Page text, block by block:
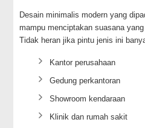
Desain minimalis modern yang
mampu menciptakan suasana
Tidak heran jika pintu jenis ini
Kantor perusahaan
Gedung perkantoran
Showroom kendaraan
Klinik dan rumah sakit